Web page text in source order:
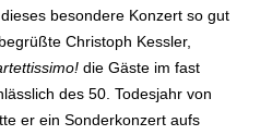
besondere Konzert so gut
Christoph Kessler,
die Gäste im fast
des 50. Todesjahr von
er ein Sonderkonzert aufs